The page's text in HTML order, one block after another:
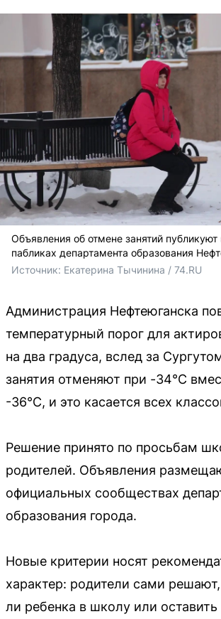
Объявления об отмене занятий
пабликах департамента образования
Источник: Екатерина Тычинина / 74.RU
Администрация Нефтеюганска
температурный порог для
на два градуса, вслед за
занятия отменяют при -34°C
-36°C, и это касается всех
Решение принято по просьбам
родителей. Объявления
официальных сообществах
образования города.
Новые критерии носят
характер: родители сами
ли ребенка в школу или оставить